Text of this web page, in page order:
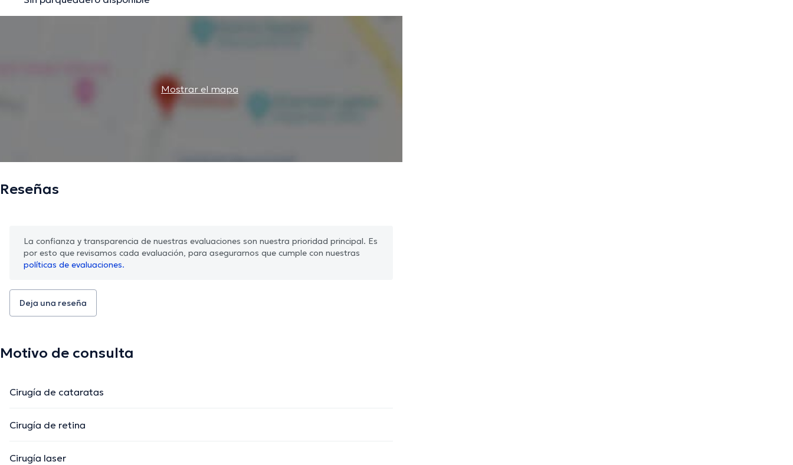
Mostrar el mapa
Reseñas
La confianza y transparencia de nuestras evaluaciones son nuestra prioridad principal. Es
por esto que revisamos cada evaluación, para asegurarnos que cumple con nuestras
políticas de evaluaciones.
Deja una reseña
Motivo de consulta
Cirugía de cataratas
Cirugía de retina
Cirugía laser